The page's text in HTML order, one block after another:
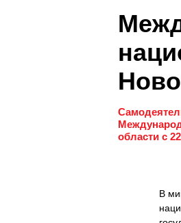
области с
В